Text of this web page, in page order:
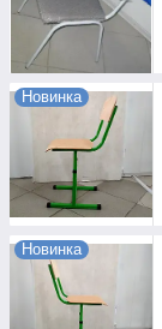
Новинка
Новинка